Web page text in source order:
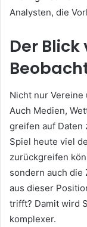
Analysten, die
Der
Nicht nur
Auch Medien,
greifen auf Daten
Spiel heute viel
zurückgreifen
sondern auch die
aus dieser
trifft? Damit wird
komplexer.